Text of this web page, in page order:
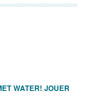
WATER! JOUER